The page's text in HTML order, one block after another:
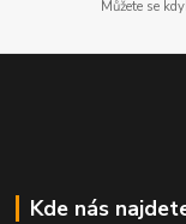
Můžete se
Kde nás